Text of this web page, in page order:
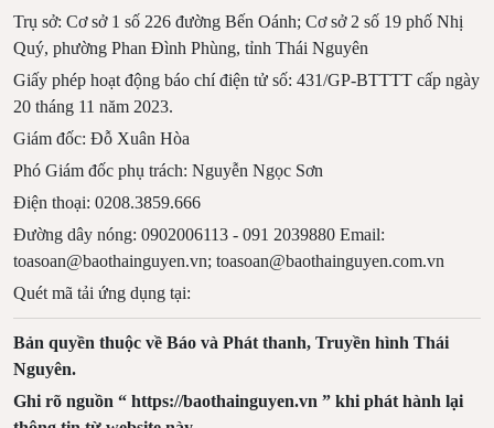
Trụ sở: Cơ sở 1 số 226 đường Bến Oánh; Cơ sở 2 số 19 phố Nhị
Quý, phường Phan Đình Phùng, tỉnh Thái Nguyên
Giấy phép hoạt động báo chí điện tử số: 431/GP-BTTTT cấp ngày
20 tháng 11 năm 2023.
Giám đốc: Đỗ Xuân Hòa
Phó Giám đốc phụ trách: Nguyễn Ngọc Sơn
Điện thoại: 0208.3859.666
Đường dây nóng: 0902006113 - 091 2039880 Email:
toasoan@baothainguyen.vn; toasoan@baothainguyen.com.vn
Quét mã tải ứng dụng tại:
Bản quyền thuộc về Báo và Phát thanh, Truyền hình Thái
Nguyên.
Ghi rõ nguồn “ https://baothainguyen.vn ” khi phát hành lại